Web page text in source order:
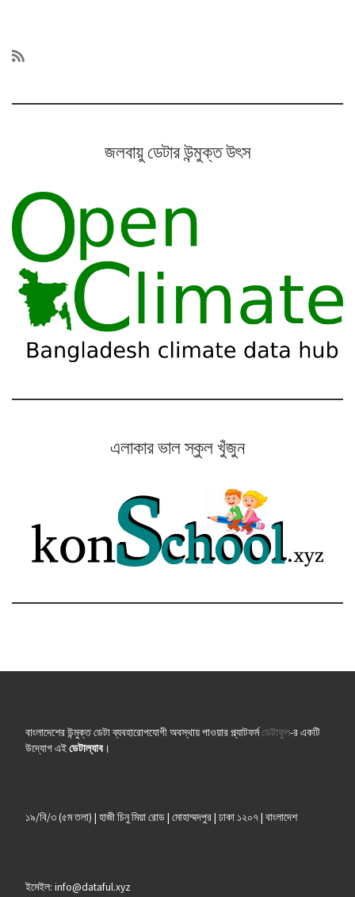
জলবায়ু ডেটার উন্মুক্ত উৎস
এলাকার ভাল স্কুল খুঁজুন
বাংলাদেশের উন্মুক্ত ডেটা ব্যবহারোপযোগী অবস্থায় পাওয়ার প্ল্যাটফর্মডেটাফুল-র একটি
উদ্যোগ এইডেটাল্যাব।
১৯/বি/৩ (৫ম তলা) | হাজী চিনু মিয়া রোড | মোহাম্মদপুর | ঢাকা ১২০৭ | বাংলাদেশ
ইমেইল: info@dataful.xyz